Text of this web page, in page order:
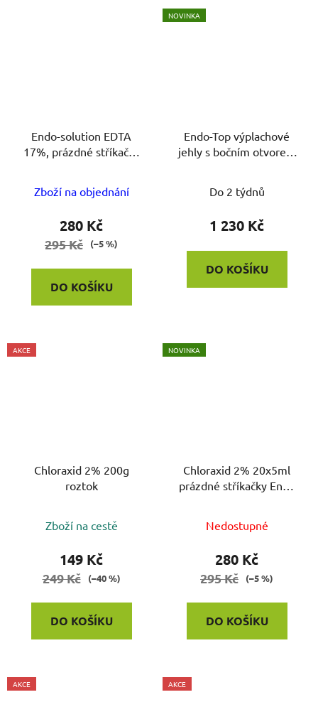
Endo-solution EDTA
17%, prázdné stříkačky
Zboží na objednání
280 Kč
295 Kč (–5 %)
DO KOŠÍKU
NOVINKA
Endo-Top výplachové
jehly s bočním otvorem
Do 2 týdnů
1 230 Kč
DO KOŠÍKU
AKCE
Chloraxid 2% 200g
roztok
Zboží na cestě
149 Kč
249 Kč (–40 %)
DO KOŠÍKU
NOVINKA
Chloraxid 2% 20x5ml
prázdné stříkačky Endo
Nedostupné
280 Kč
295 Kč (–5 %)
DO KOŠÍKU
AKCE AKCE